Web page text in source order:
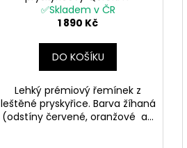
✅Skladem v ČR
1 890 Kč
DO KOŠÍKU
Lehký prémiový řemínek z
leštěné pryskyřice. Barva žíhaná
(odstíny červené, oranžové a...